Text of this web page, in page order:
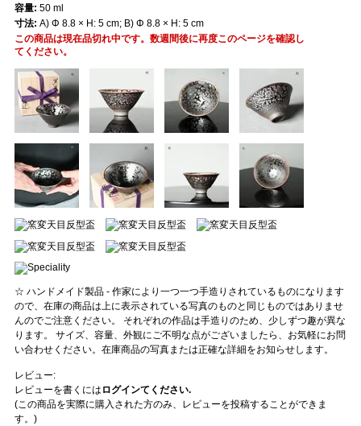
☆ ハンドメイド製品 - 作家により一つ一つ手造りされているものになります
ので、在庫の商品は上に表示されている写真のものと同じものではありませ
んのでご注意ください。 それぞれの作品は手造りのため、少しずつ趣が異な
ります。 サイズ、容量、外観にご不明な点がございましたら、お気軽にお問
い合わせください。在庫商品の写真または正確な詳細をお知らせします。
レビュー:
レビューを書くには ログインてください.
(この商品を実際に購入された方のみ、レビューを投稿することができま
す。)
容量: 50 ml
寸法: A) Φ 8.8 × H: 5 cm; B) Φ 8.8 × H: 5 cm
この商品は現在品切れ中です。数週間後に再度このページを確認し
てください。